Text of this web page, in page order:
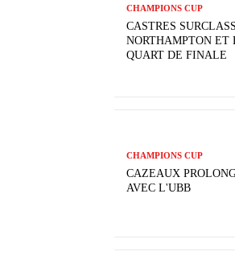
CHAMPIONS CUP
CASTRES
NORTHAMPTON
QUART DE FINALE
CHAMPIONS CUP
CAZEAUX
AVEC L'UBB